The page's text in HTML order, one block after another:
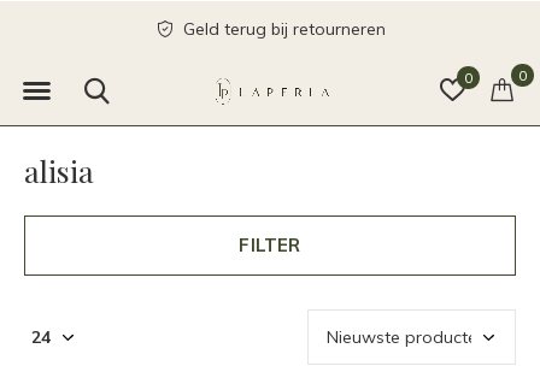
0 0
Geld terug bij retourneren
alisia
FILTER